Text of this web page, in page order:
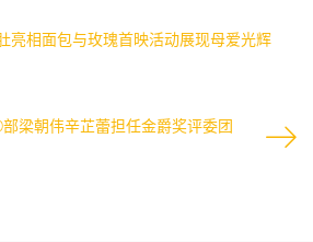
亮相面包与玫瑰首映活动展现母爱光辉
梁朝伟辛芷蕾担任金爵奖评委团